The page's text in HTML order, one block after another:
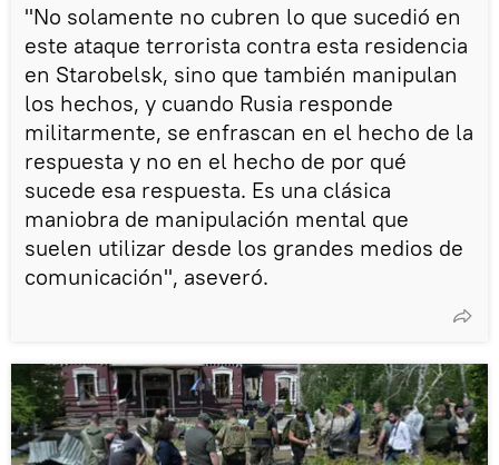
"No solamente no cubren lo que sucedió en
este ataque terrorista contra esta residencia
en Starobelsk, sino que también manipulan
los hechos, y cuando Rusia responde
militarmente, se enfrascan en el hecho de la
respuesta y no en el hecho de por qué
sucede esa respuesta. Es una clásica
maniobra de manipulación mental que
suelen utilizar desde los grandes medios de
comunicación", aseveró.